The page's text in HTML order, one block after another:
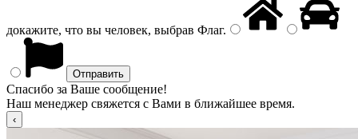
докажите, что вы человек, выбрав Флаг.
Спасибо за Ваше сообщение!
Наш менеджер свяжется с Вами в ближайшее время.